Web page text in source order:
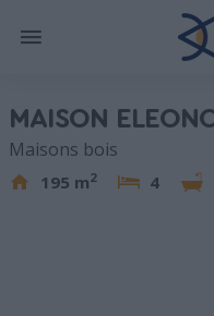
MAISON
Maisons bois
195 m2 4